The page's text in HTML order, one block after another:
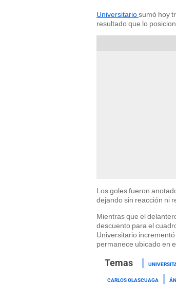
Universitariosumó hoy
resultado que lo
Los goles fueron
dejando sin reacción ni
Mientras que el
descuento para el
Universitario
permanece ubicado en
CARLOS OLASCUAGA